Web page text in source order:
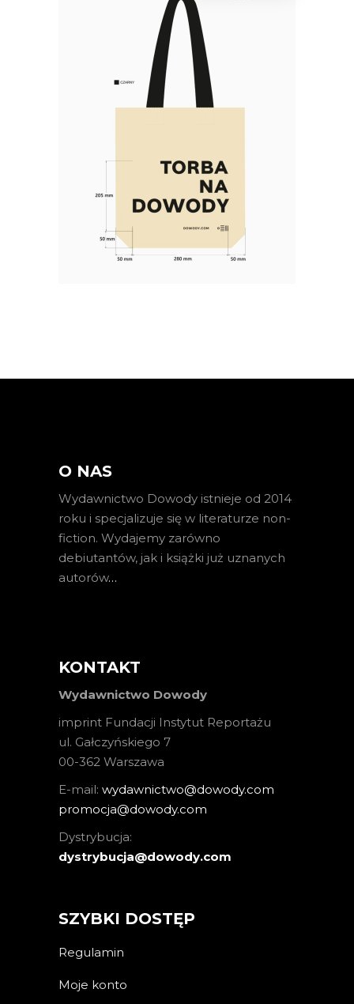
Torba bawełniana DOWODY
Materiał: bawełna 100% Gramatura:
280g/m2 Wymiary: 38×40 cm (dno o
szerokość 5 cm Nadruk: czarny
O NAS
Wydawnictwo Dowody istnieje od 2014
roku i specjalizuje się w literaturze non-
fiction. Wydajemy zarówno
debiutantów, jak i książki już uznanych
autorów…
KONTAKT
Wydawnictwo Dowody
imprint Fundacji Instytut Reportażu
ul. Gałczyńskiego 7
00-362 Warszawa
E-mail: wydawnictwo@dowody.com
promocja@dowody.com
Dystrybucja:
dystrybucja@dowody.com
SZYBKI DOSTĘP
Regulamin
Moje konto